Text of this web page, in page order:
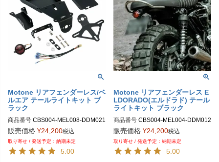
Motone リアフェンダーレス/ベ
ルエア テールライトキット ブ
ラック
商品番号 CBS004-MEL008-DDM021
旧型番：CBS004-MEL008-DDM012
販売価格 ¥24,200税込
納期未定
5.00
Motone リアフェンダーレス E
LDORADO(エルドラド) テール
ライトキット ブラック
商品番号 CBS004-MEL004-DDM012
CBS004-MEL004-DDM021
販売価格 ¥24,200税込
納期未定
5.00